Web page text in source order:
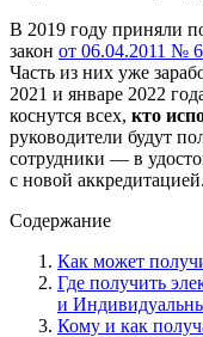
В 2019 году приняли
закон от 06.04.2011 №
Часть из них уже
2021 и январе 2022
коснутся всех, кто
руководители будут
сотрудники — в
с новой аккредитацией.
Содержание
Как может
Где получить
и
Кому и как